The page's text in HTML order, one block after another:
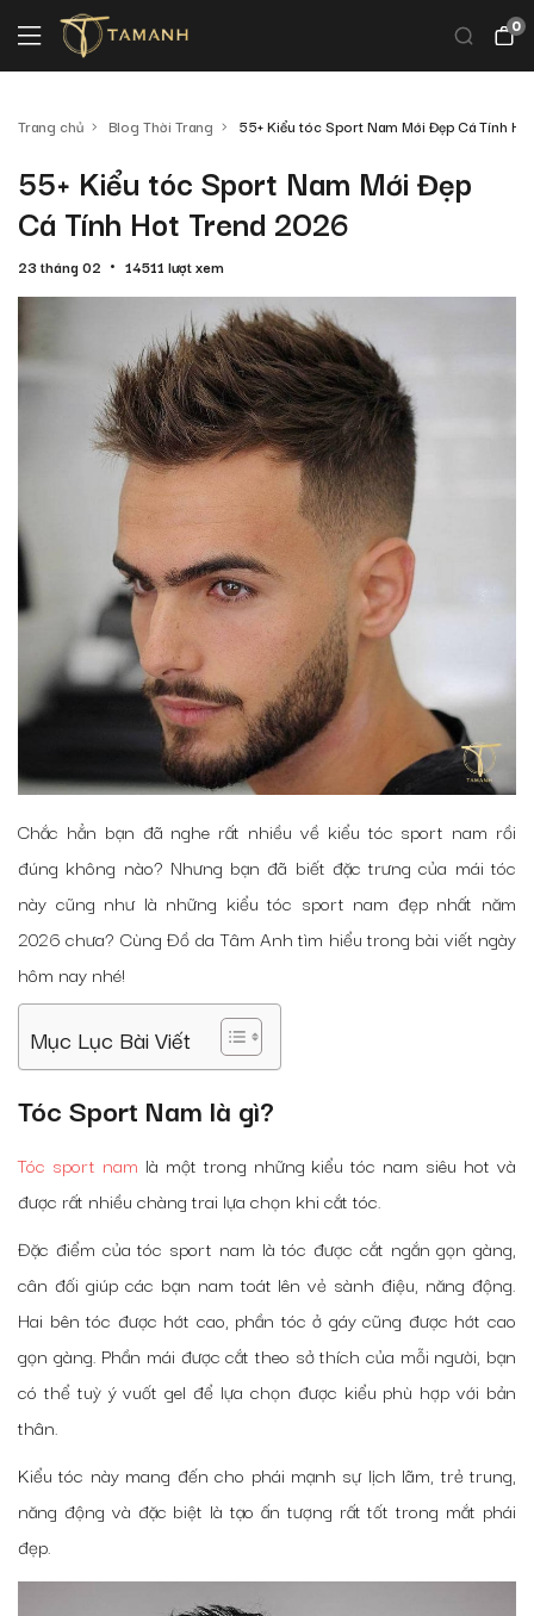
0
Trang chủ Blog Thời Trang 55+ Kiểu tóc Sport Nam Mới Đẹp Cá Tính
55+ Kiểu tóc Sport Nam Mới Đẹp
Cá Tính Hot Trend 2026
23 tháng 02 14511 lượt xem
Chắc hẳn bạn đã nghe rất nhiều về kiểu tóc sport nam rồi
đúng không nào? Nhưng bạn đã biết đặc trưng của mái tóc
này cũng như là những kiểu tóc sport nam đẹp nhất năm
2026 chưa? Cùng Đồ da Tâm Anh tìm hiểu trong bài viết ngày
hôm nay nhé!
Mục Lục Bài Viết
Tóc Sport Nam là gì?
Tóc sport nam là một trong những kiểu tóc nam siêu hot và
được rất nhiều chàng trai lựa chọn khi cắt tóc.
Đặc điểm của tóc sport nam là tóc được cắt ngắn gọn gàng,
cân đối giúp các bạn nam toát lên vẻ sành điệu, năng động.
Hai bên tóc được hớt cao, phần tóc ở gáy cũng được hớt cao
gọn gàng. Phần mái được cắt theo sở thích của mỗi người, bạn
có thể tuỳ ý vuốt gel để lựa chọn được kiểu phù hợp với bản
thân.
Kiểu tóc này mang đến cho phái mạnh sự lịch lãm, trẻ trung,
năng động và đặc biệt là tạo ấn tượng rất tốt trong mắt phái
đẹp.